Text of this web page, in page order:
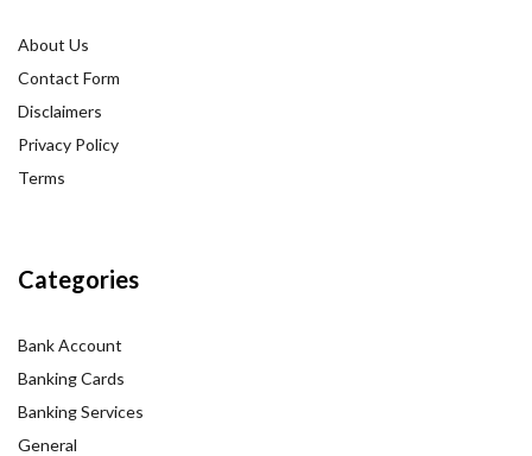
About Us
Contact Form
Disclaimers
Privacy Policy
Terms
Categories
Bank Account
Banking Cards
Banking Services
General